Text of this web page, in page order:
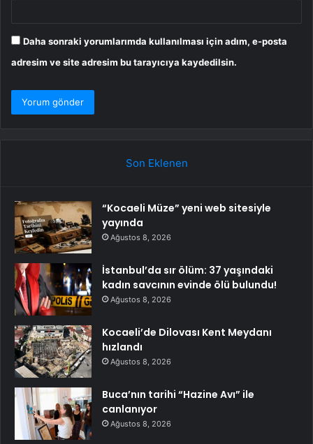
Daha sonraki yorumlarımda kullanılması için adım, e-posta
adresim ve site adresim bu tarayıcıya kaydedilsin.
Son Eklenen
“Kocaeli Müze” yeni web sitesiyle
yayında
Ağustos 8, 2026
İstanbul’da sır ölüm: 37 yaşındaki
kadın savcının evinde ölü bulundu!
Ağustos 8, 2026
Kocaeli’de Dilovası Kent Meydanı
hızlandı
Ağustos 8, 2026
Buca’nın tarihi “Hazine Avı” ile
canlanıyor
Ağustos 8, 2026